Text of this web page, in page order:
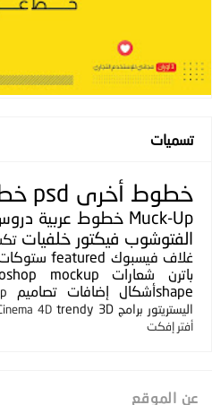
تسميات
خطوط أخرى psd
Muck-Up خطوط عربية
الفتوشوب فيكتور خلفيات
غلاف فيسبوك featured
باترن
شعارات mockup
shapeأشكال
إضافات تصاميم
اليستريتور برامج 3D
trendy
4D
أفتر إفكت
عن الموقع